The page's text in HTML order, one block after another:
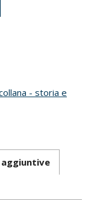
- storia e